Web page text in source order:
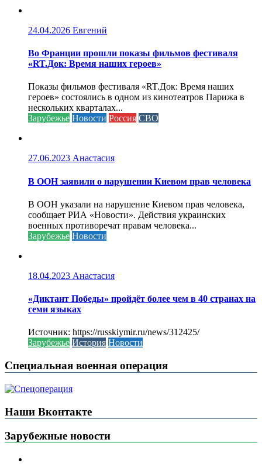
24.04.2026 Евгений
Во Франции прошли показы фильмов фестиваля
«RT.Док: Время наших героев»
Показы фильмов фестиваля «RT.Док: Время наших
героев» состоялись в одном из кинотеатров Парижа в
нескольких кварталах...
Зарубежье Новости Россия СВО
27.06.2023 Анастасия
В ООН заявили о нарушении Киевом прав человека
В ООН указали на нарушение Киевом прав человека,
сообщает РИА «Новости». Действия украинских
военных противоречат правам человека...
Зарубежье Новости
18.04.2023 Анастасия
«Диктант Победы» пройдёт более чем в 40 странах на
семи языках
Источник: https://russkiymir.ru/news/312425/
Зарубежье История Новости
Специальная военная операция
Наши Вконтакте
Зарубежные новости